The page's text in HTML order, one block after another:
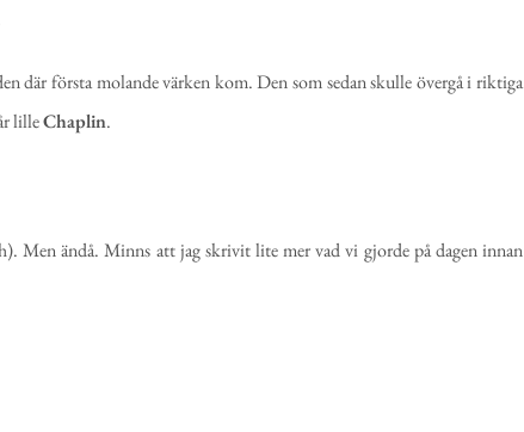
där första molande värken kom. Den som sedan skulle övergå i riktiga
lilleChaplin.
ändå. Minns att jag skrivit lite mer vad vi gjorde på dagen innan